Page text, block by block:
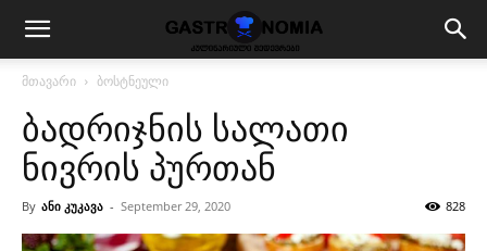
მთავარი ბოსტნეული
ბადრიჯნის სალათი
ნივრის პურთან
By ანი კუკავა - September 29, 2020 828